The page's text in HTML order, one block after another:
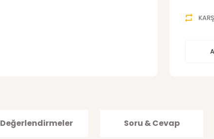
Değerlendirmeler Soru & Cevap